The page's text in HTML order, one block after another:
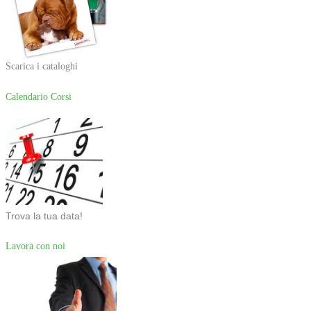
Scarica i cataloghi
Calendario Corsi
Trova la tua data!
Lavora con noi